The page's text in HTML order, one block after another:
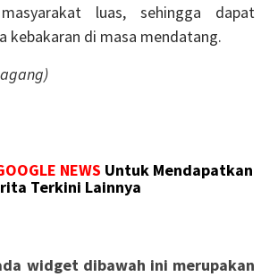
luas, sehingga dapat
kebakaran di masa mendatang.
NEWS Untuk Mendapatkan
Terkini Lainnya
widget dibawah ini merupakan